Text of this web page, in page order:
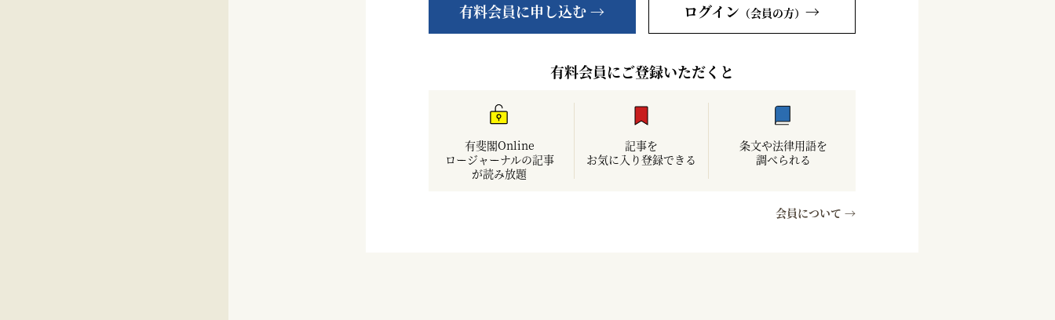
有料会員に申し込む → ログイン （会員の方） →
有料会員にご登録いただくと
有斐閣Online
ロージャーナルの記事
が読み放題
記事を
お気に入り登録できる
条文や法律用語を
調べられる
会員について →